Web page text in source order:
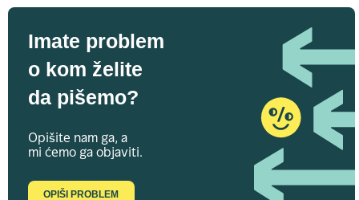
Imate problem
o kom želite
da pišemo?
Opišite nam ga, a
mi ćemo ga objaviti.
OPIŠI PROBLEM